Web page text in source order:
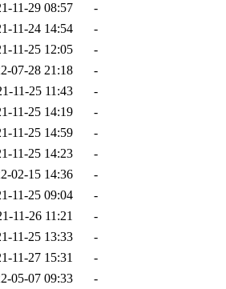
11-29 08:57
-
11-24 14:54
-
11-25 12:05
-
07-28 21:18
-
11-25 11:43
-
11-25 14:19
-
11-25 14:59
-
11-25 14:23
-
02-15 14:36
-
11-25 09:04
-
11-26 11:21
-
11-25 13:33
-
11-27 15:31
-
05-07 09:33
-